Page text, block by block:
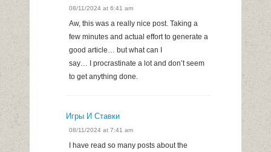
08/11/2024 at 6:41 am
Aw, this was a really nice post. Taking a
few minutes and actual effort to generate a
good article… but what can I
say… I procrastinate a lot and don’t seem
to get anything done.
Игры И Ставки
08/11/2024 at 7:41 am
I have read so many posts about the